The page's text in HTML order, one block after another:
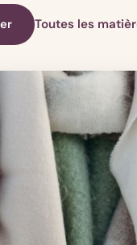
Toutes les